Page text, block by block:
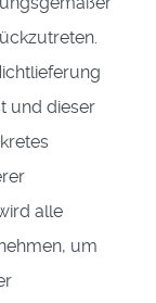
und dieser
alle
um